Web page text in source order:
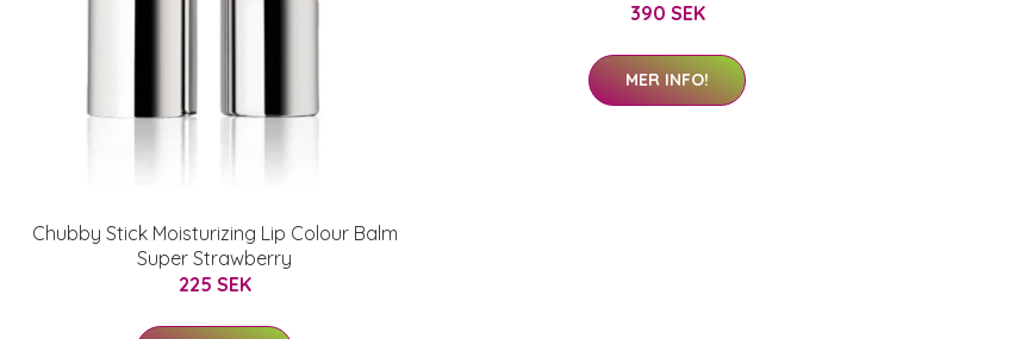
Chubby Stick Moisturizing Lip Colour Balm
Super Strawberry
225 SEK
390 SEK
MER INFO!